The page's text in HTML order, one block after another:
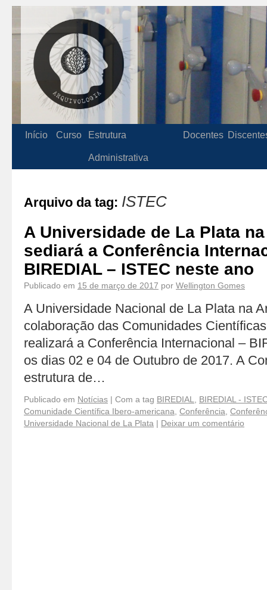
Início Curso Estrutura
Administrativa
Docentes
Arquivo da tag: ISTEC
A Universidade de La Plata
sediará a Conferência
BIREDIAL – ISTEC neste ano
Publicado em 15 de março de 2017 por Wellington Gomes
A Universidade Nacional de La Plata na
colaboração das Comunidades
realizará a Conferência Internacional –
os dias 02 e 04 de Outubro de 2017. A
estrutura de…
Publicado em Notícias | Com a tag BIREDIAL
BIREDIAL -
Comunidade Científica Ibero-americana Conferência
Universidade Nacional de La Plata | Deixar um comentário